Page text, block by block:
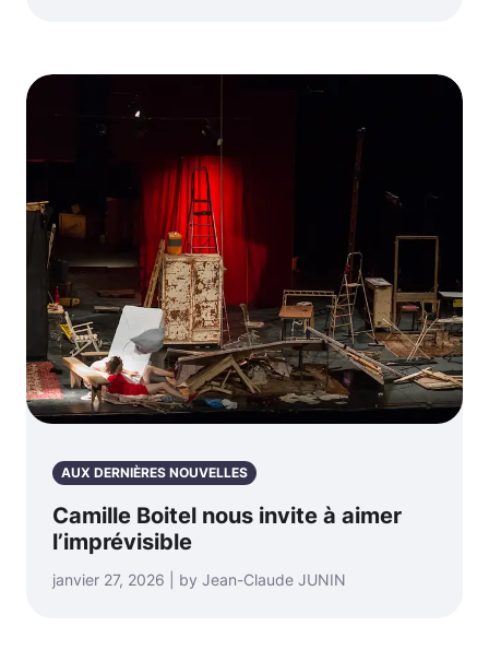
AUX DERNIÈRES NOUVELLES
Camille Boitel nous invite à aimer
l’imprévisible
janvier 27, 2026 | by Jean-Claude JUNIN